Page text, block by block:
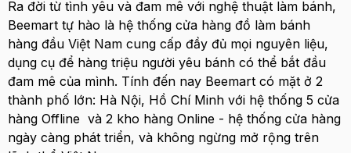
Ra đời từ tình yêu và đam mê với nghệ thuật làm bánh,
Beemart tự hào là hệ thống cửa hàng đồ làm bánh
hàng đầu Việt Nam cung cấp đầy đủ mọi nguyên liệu,
dụng cụ để hàng triệu người yêu bánh có thể bắt đầu
đam mê của mình. Tính đến nay Beemart có mặt ở 2
thành phố lớn: Hà Nội, Hồ Chí Minh với hệ thống 5 cửa
hàng Offline và 2 kho hàng Online - hệ thống cửa hàng
ngày càng phát triển, và không ngừng mở rộng trên